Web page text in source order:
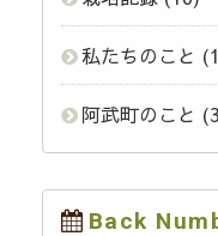
私たちのこと
阿武町のこと
Back